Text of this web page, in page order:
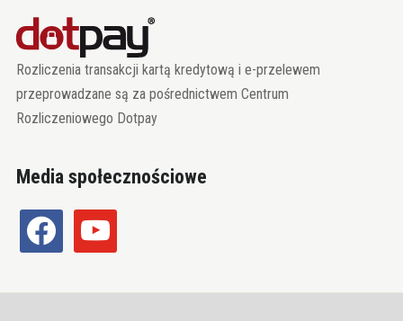
Rozliczenia transakcji kartą kredytową i e-przelewem
przeprowadzane są za pośrednictwem Centrum
Rozliczeniowego Dotpay
Media społecznościowe
facebook youtube